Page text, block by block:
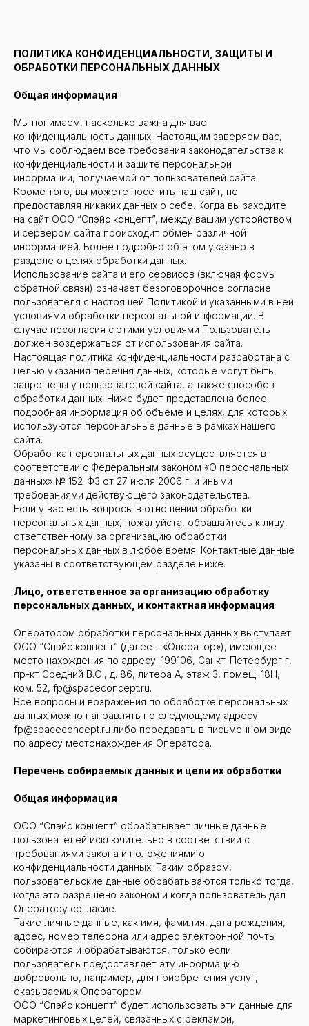
ПОЛИТИКА КОНФИДЕНЦИАЛЬНОСТИ, ЗАЩИТЫ И
ОБРАБОТКИ ПЕРСОНАЛЬНЫХ ДАННЫХ
Общая информация
Мы понимаем, насколько важна для вас
конфиденциальность данных. Настоящим заверяем вас,
что мы соблюдаем все требования законодательства к
конфиденциальности и защите персональной
информации, получаемой от пользователей сайта.
Кроме того, вы можете посетить наш сайт, не
предоставляя никаких данных о себе. Когда вы заходите
на сайт ООО “Спэйс концепт”, между вашим устройством
и сервером сайта происходит обмен различной
информацией. Более подробно об этом указано в
разделе о целях обработки данных.
Использование сайта и его сервисов (включая формы
обратной связи) означает безоговорочное согласие
пользователя с настоящей Политикой и указанными в ней
условиями обработки персональной информации. В
случае несогласия с этими условиями Пользователь
должен воздержаться от использования сайта.
Настоящая политика конфиденциальности разработана с
целью указания перечня данных, которые могут быть
запрошены у пользователей сайта, а также способов
обработки данных. Ниже будет представлена более
подробная информация об объеме и целях, для которых
используются персональные данные в рамках нашего
сайта.
Обработка персональных данных осуществляется в
соответствии с Федеральным законом «О персональных
данных» № 152-ФЗ от 27 июля 2006 г. и иными
требованиями действующего законодательства.
Если у вас есть вопросы в отношении обработки
персональных данных, пожалуйста, обращайтесь к лицу,
ответственному за организацию обработки
персональных данных в любое время. Контактные данные
указаны в соответствующем разделе ниже.
Лицо, ответственное за организацию обработку
персональных данных, и контактная информация
Оператором обработки персональных данных выступает
ООО “Спэйс концепт” (далее – «Оператор»), имеющее
место нахождения по адресу: 199106, Санкт-Петербург г,
пр-кт Средний В.О., д. 86, литера А, этаж 3, помещ. 18Н,
ком. 52, fp@spaceconcept.ru.
Все вопросы и возражения по обработке персональных
данных можно направлять по следующему адресу:
fp@spaceconcept.ru либо передавать в письменном виде
по адресу местонахождения Оператора.
Перечень собираемых данных и цели их обработки
Общая информация
ООО “Спэйс концепт” обрабатывает личные данные
пользователей исключительно в соответствии с
требованиями закона и положениями о
конфиденциальности данных. Таким образом,
пользовательские данные обрабатываются только тогда,
когда это разрешено законом и когда пользователь дал
Оператору согласие.
Такие личные данные, как имя, фамилия, дата рождения,
адрес, номер телефона или адрес электронной почты
собираются и обрабатываются, только если
пользователь предоставляет эту информацию
добровольно, например, для приобретения услуг,
оказываемых Оператором.
ООО “Спэйс концепт” будет использовать эти данные для
маркетинговых целей, связанных с рекламой,